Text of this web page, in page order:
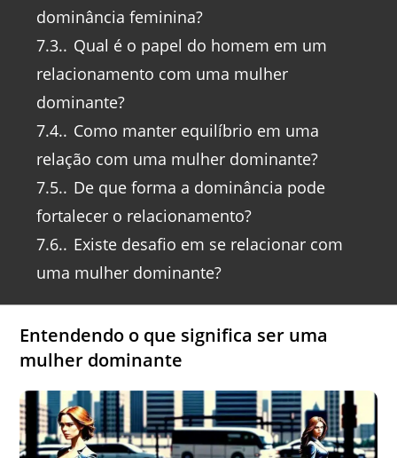
dominância feminina?
7.3. Qual é o papel do homem em um
relacionamento com uma mulher
dominante?
7.4. Como manter equilíbrio em uma
relação com uma mulher dominante?
7.5. De que forma a dominância pode
fortalecer o relacionamento?
7.6. Existe desafio em se relacionar com
uma mulher dominante?
Entendendo o que significa ser uma
mulher dominante